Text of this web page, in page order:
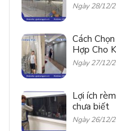
Ngày 28/12/
Cách
Hợp Cho
Ngày 27/12/
Lợi ích
chưa biết
Ngày 26/12/